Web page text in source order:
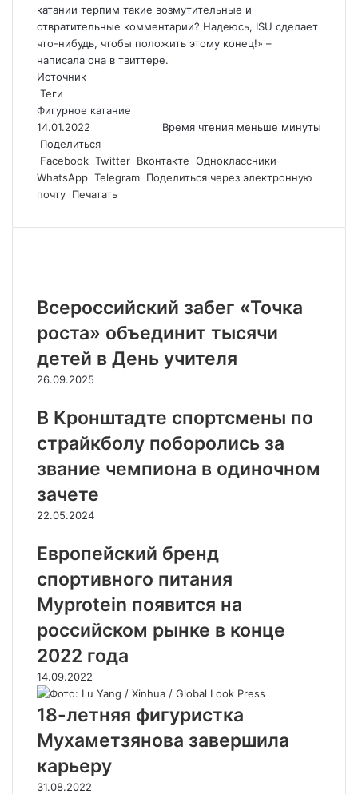
катании терпим такие возмутительные и
отвратительные комментарии? Надеюсь, ISU сделает
что-нибудь, чтобы положить этому конец!» –
написала она в твиттере.
Источник
Теги
Фигурное катание
14.01.2022
Время чтения меньше минуты
Поделиться
Facebook Twitter Вконтакте Одноклассники
WhatsApp Telegram Поделиться через электронную
почту Печатать
Всероссийский забег «Точка
роста» объединит тысячи
детей в День учителя
26.09.2025
В Кронштадте спортсмены по
страйкболу поборолись за
звание чемпиона в одиночном
зачете
22.05.2024
Европейский бренд
спортивного питания
Myprotein появится на
российском рынке в конце
2022 года
14.09.2022
18-летняя фигуристка
Мухаметзянова завершила
карьеру
31.08.2022